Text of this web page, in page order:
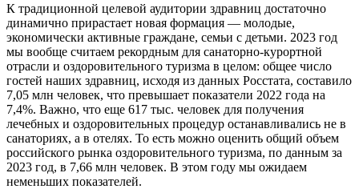
К традиционной целевой аудитории здравниц достаточно
динамично прирастает новая формация — молодые,
экономически активные граждане, семьи с детьми. 2023 год
мы вообще считаем рекордным для санаторно-курортной
отрасли и оздоровительного туризма в целом: общее число
гостей наших здравниц, исходя из данных Росстата, составило
7,05 млн человек, что превышает показатели 2022 года на
7,4%. Важно, что еще 617 тыс. человек для получения
лечебных и оздоровительных процедур останавливались не в
санаториях, а в отелях. То есть можно оценить общий объем
российского рынка оздоровительного туризма, по данным за
2023 год, в 7,66 млн человек. В этом году мы ожидаем
неменьших показателей.